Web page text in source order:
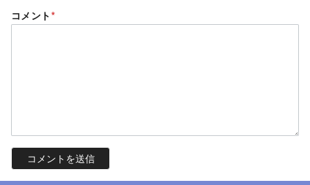
コメント*